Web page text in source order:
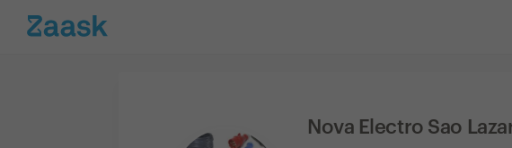
Nova Electro Sao